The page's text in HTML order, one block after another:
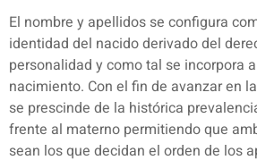
El nombre y apellidos se configura
identidad del nacido derivado del
personalidad y como tal se incorpora
nacimiento. Con el fin de avanzar en
se prescinde de la histórica
frente al materno permitiendo que
sean los que decidan el orden de los